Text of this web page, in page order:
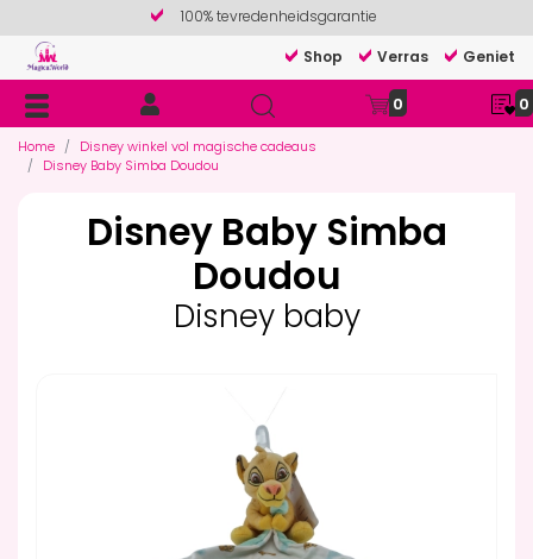
100% tevredenheidsgarantie
Shop
Verras Geniet
0 0
Home
Disney winkel vol magische cadeaus
Disney Baby Simba Doudou
Disney Baby Simba
Doudou
Disney baby